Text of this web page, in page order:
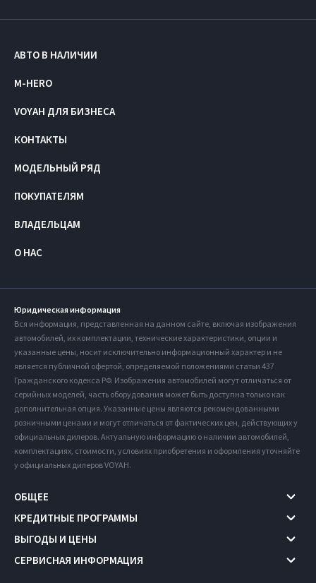
АВТО В НАЛИЧИИ
M-HERO
VOYAH ДЛЯ БИЗНЕСА
КОНТАКТЫ
МОДЕЛЬНЫЙ РЯД
ПОКУПАТЕЛЯМ
ВЛАДЕЛЬЦАМ
О НАС
Юридическая информация
Вся информация, представленная на данном сайте, включая изображения
автомобилей, их комплектации, технические характеристики, опции и
указанные цены, носит исключительно информационный характер и не
является публичной офертой, определяемой положениями статьи 437
Гражданского кодекса РФ. Изображения автомобилей могут отличаться от
серийных моделей, часть оборудования может быть доступна только как
дополнительная опция. Указанные цены являются рекомендованными
розничными ценами и могут отличаться от фактических цен, действующих у
официальных дилеров. Актуальную информацию о наличии автомобилей,
комплектациях, стоимости, условиях приобретения и оформления уточняйте
у официальных дилеров VOYAH.
ОБЩЕЕ
КРЕДИТНЫЕ ПРОГРАММЫ
ВЫГОДЫ И ЦЕНЫ
СЕРВИСНАЯ ИНФОРМАЦИЯ